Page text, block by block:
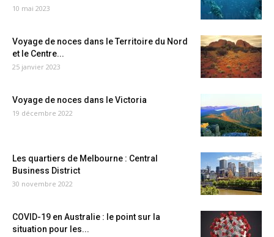
10 mai 2023
Voyage de noces dans le Territoire du Nord
et le Centre...
25 janvier 2023
Voyage de noces dans le Victoria
19 décembre 2022
Les quartiers de Melbourne : Central
Business District
30 novembre 2022
COVID-19 en Australie : le point sur la
situation pour les...